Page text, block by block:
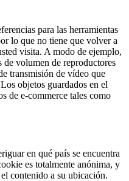
para las herramientas
lo que no tiene que volver a
visita. A modo de ejemplo,
volumen de reproductores
transmisión de vídeo que
objetos guardados en el
de e-commerce tales como
en qué país se encuentra
es totalmente anónima, y
contenido a su ubicación.